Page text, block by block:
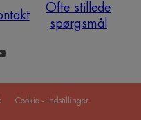
Ofte stillede
spørgsmål
Cookie - indstillinger